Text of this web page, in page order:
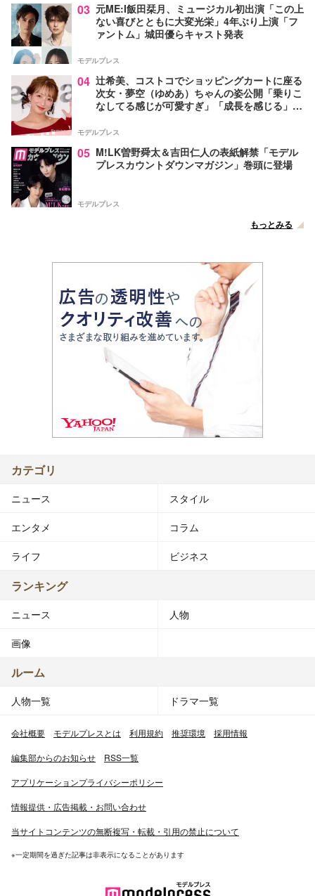
03 元ME:I飯田栞月、ミュージカル初出演「この上
ない喜びとともに大変光栄」4年ぶり上演「フ
ァントム」城田優らキャスト発表
モデルプレス
04 辻希美、コストコでショッピングカートに座る
次女・夢空（ゆめあ）ちゃんの姿公開「乗りこ
なしてる感じが可愛すぎ」「成長を感じる」の
モデルプレス
05 M!LK曽野舜太＆吉田仁人の表紙解禁「モデル
プレスカウントダウンマガジン」巻頭に登場
モデルプレス
もっとみる
カテゴリ
ニュース スタイル
エンタメ コラム
ライフ ビジネス
ランキング
ニュース 人物
画像
ルーム
人物一覧 ドラマ一覧
会社概要 モデルプレスとは 利用規約 推奨環境 採用情報
編集部からのお知らせ RSS一覧
アプリケーションプライバシーポリシー
情報提供・広告掲載・お問い合わせ
当サイトコンテンツの無断複写・転載・引用の禁止について
※一定期間を過ぎた記事は非表示になることがあります